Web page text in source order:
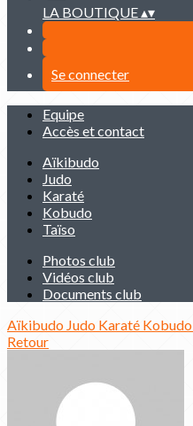
LA BOUTIQUE▴▾
Se connecter
Equipe
Accès et contact
Aïkibudo
Judo
Karaté
Kobudo
Taïso
Photos club
Vidéos club
Documents club
Aïkibudo Judo Karaté Kobudo
Retour